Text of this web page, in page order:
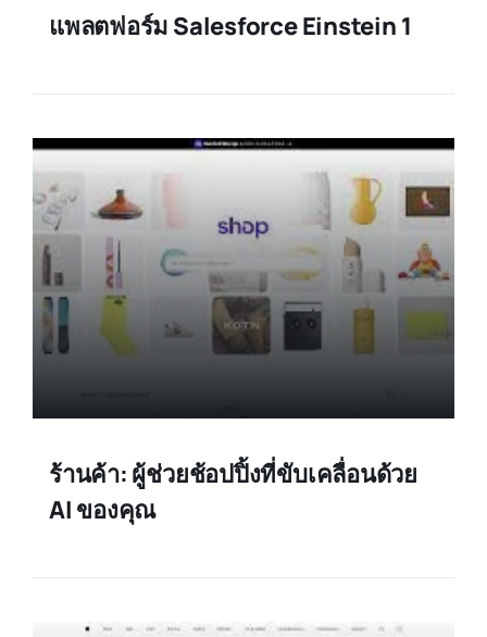
แพลตฟอร์ม Salesforce Einstein 1
ร้านค้า: ผู้ช่วยช้อปปิ้งที่ขับเคลื่อนด้วย
AI ของคุณ